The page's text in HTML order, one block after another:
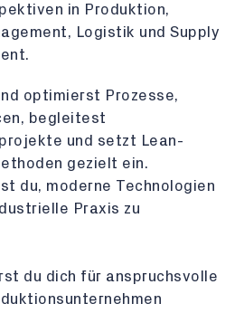
in Produktion,
Logistik und Supply
optimierst Prozesse,
begleitest
und setzt Lean-
gezielt ein.
du, moderne Technologien
Praxis zu
du dich für anspruchsvolle